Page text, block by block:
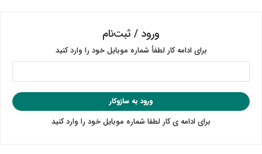
ورود / ثبت‌نام
برای ادامه کار لطفأ شماره موبایل خود را وارد کنید
ورود به سازوکار
برای ادامه ی کار لطفا شماره موبایل خود را وارد کنید